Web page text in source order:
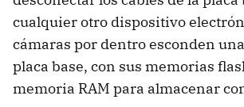
cualquier otro dispositivo
cámaras por dentro esconden
placa base, con sus memorias
memoria RAM para almacenar